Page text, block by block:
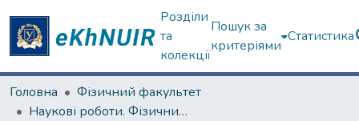
Розділи
та
колекції
Пошук за
критеріями
Статистика
Головна
Фізичний факультет
Наукові роботи. Фізичний факультет